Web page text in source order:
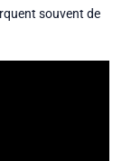
souvent de